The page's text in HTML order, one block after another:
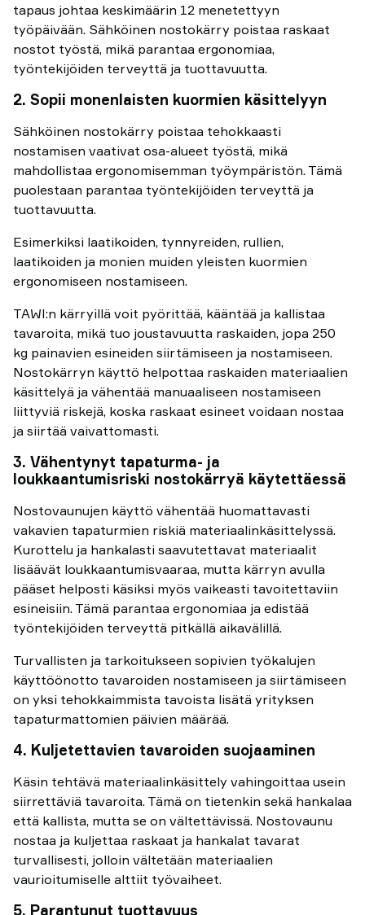
tapaus johtaa keskimäärin 12 menetettyyn
työpäivään. Sähköinen nostokärry poistaa raskaat
nostot työstä, mikä parantaa ergonomiaa,
työntekijöiden terveyttä ja tuottavuutta.
2. Sopii monenlaisten kuormien käsittelyyn
Sähköinen nostokärry poistaa tehokkaasti
nostamisen vaativat osa-alueet työstä, mikä
mahdollistaa ergonomisemman työympäristön. Tämä
puolestaan parantaa työntekijöiden terveyttä ja
tuottavuutta.
Esimerkiksi laatikoiden, tynnyreiden, rullien,
laatikoiden ja monien muiden yleisten kuormien
ergonomiseen nostamiseen.
TAWI:n kärryillä voit pyörittää, kääntää ja kallistaa
tavaroita, mikä tuo joustavuutta raskaiden, jopa 250
kg painavien esineiden siirtämiseen ja nostamiseen.
Nostokärryn käyttö helpottaa raskaiden materiaalien
käsittelyä ja vähentää manuaaliseen nostamiseen
liittyviä riskejä, koska raskaat esineet voidaan nostaa
ja siirtää vaivattomasti.
3. Vähentynyt tapaturma- ja
loukkaantumisriski nostokärryä käytettäessä
Nostovaunujen käyttö vähentää huomattavasti
vakavien tapaturmien riskiä materiaalinkäsittelyssä.
Kurottelu ja hankalasti saavutettavat materiaalit
lisäävät loukkaantumisvaaraa, mutta kärryn avulla
pääset helposti käsiksi myös vaikeasti tavoitettaviin
esineisiin. Tämä parantaa ergonomiaa ja edistää
työntekijöiden terveyttä pitkällä aikavälillä.
Turvallisten ja tarkoitukseen sopivien työkalujen
käyttöönotto tavaroiden nostamiseen ja siirtämiseen
on yksi tehokkaimmista tavoista lisätä yrityksen
tapaturmattomien päivien määrää.
4. Kuljetettavien tavaroiden suojaaminen
Käsin tehtävä materiaalinkäsittely vahingoittaa usein
siirrettäviä tavaroita. Tämä on tietenkin sekä hankalaa
että kallista, mutta se on vältettävissä. Nostovaunu
nostaa ja kuljettaa raskaat ja hankalat tavarat
turvallisesti, jolloin vältetään materiaalien
vaurioitumiselle alttiit työvaiheet.
5. Parantunut tuottavuus